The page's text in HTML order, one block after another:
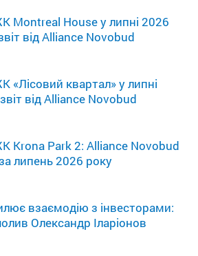
Montreal House у липні 2026
від Alliance Novobud
«Лісовий квартал» у липні
від Alliance Novobud
Krona Park 2: Alliance Novobud
липень 2026 року
взаємодію з інвесторами:
Олександр Іларіонов